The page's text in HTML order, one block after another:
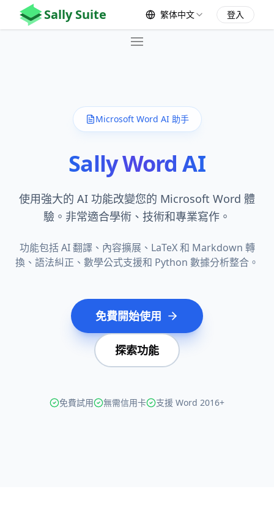
Sally Suite 繁体中文 登入
🖥️ Sally
👉 Free 🎁
Contact
Microsoft Word AI 助手
Sally Word AI
使用強大的 AI 功能改變您的 Microsoft Word 體
驗。非常適合學術、技術和專業寫作。
功能包括 AI 翻譯、內容擴展、LaTeX 和 Markdown 轉
換、語法糾正、數學公式支援和 Python 數據分析整合。
免費開始使用
探索功能
免費試用 無需信用卡 支援 Word 2016+